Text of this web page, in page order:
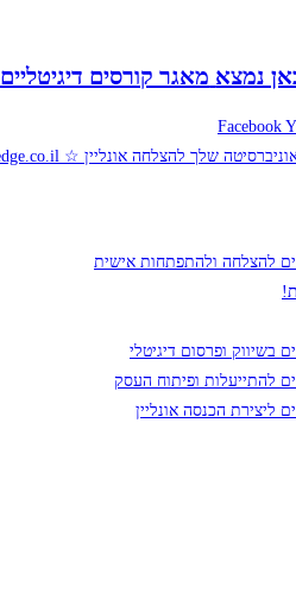
נמצא מאגר קורסים דיגיטליים
Facebook
להצלחה ולהתפתחות אישית
בשיווק ופרסום דיגיטלי
להתייעלות ופיתוח העסק
ליצירת הכנסה אונליין